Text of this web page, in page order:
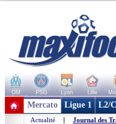
OM PSG Lyon Lille
+ de clubs
Mercato Ligue 1 L2/
Actualité | Journal des